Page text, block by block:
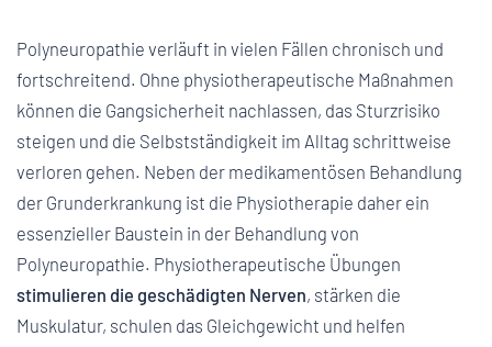
Polyneuropathie verläuft in vielen Fällen chronisch und
fortschreitend. Ohne physiotherapeutische Maßnahmen
können die Gangsicherheit nachlassen, das Sturzrisiko
steigen und die Selbstständigkeit im Alltag schrittweise
verloren gehen. Neben der medikamentösen Behandlung
der Grunderkrankung ist die Physiotherapie daher ein
essenzieller Baustein in der Behandlung von
Polyneuropathie. Physiotherapeutische Übungen
stimulieren die geschädigten Nerven, stärken die
Muskulatur, schulen das Gleichgewicht und helfen